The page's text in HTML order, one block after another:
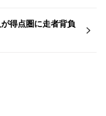
得点圏に走者背負